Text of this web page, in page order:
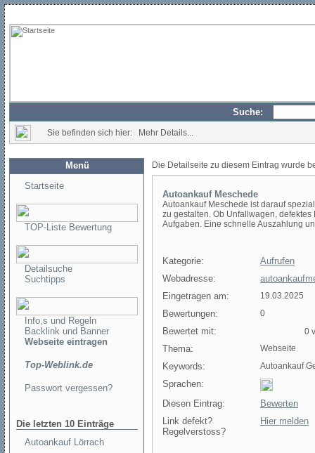
Suche:
Sie befinden sich hier: Mehr Details...
Menü
Startseite
TOP-Liste Bewertung
Detailsuche
Suchtipps
Info,s und Regeln
Backlink und Banner
Webseite eintragen
Top-Weblink.de
Passwort vergessen?
Die letzten 10 Einträge
Autoankauf Lörrach
Die Detailseite zu diesem Eintrag wurde
Autoankauf Meschede
Autoankauf Meschede ist darauf
zu gestalten. Ob Unfallwagen,
Aufgaben. Eine schnelle Auszahlung
Kategorie:
Aufrufen
Webadresse:
Eingetragen am:
19.03.2025
Bewertungen: 0
Bewertet mit: 0
Thema: Webseite
Keywords: Autoankauf
Sprachen:
Diesen Eintrag:
Bewerten
Link defekt?
Regelverstoss?
Hier melden